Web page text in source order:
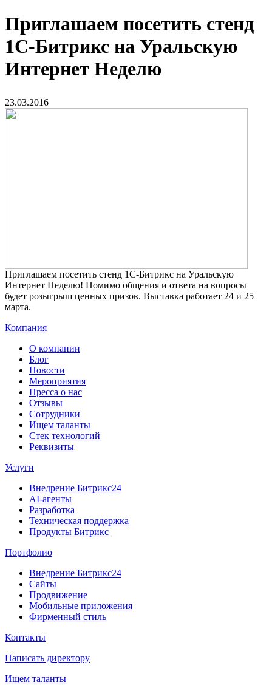
Приглашаем посетить стенд
1С-Битрикс на Уральскую
Интернет Неделю
23.03.2016
Приглашаем посетить стенд 1С-Битрикс на Уральскую
Интернет Неделю! Помимо общения и ответа на вопросы
будет розыгрыш ценных призов. Выставка работает 24 и 25
марта.
Компания
О компании
Блог
Новости
Мероприятия
Пресса о нас
Отзывы
Сотрудники
Ищем таланты
Стек технологий
Реквизиты
Услуги
Внедрение Битрикс24
AI-агенты
Разработка
Техническая поддержка
Продукты Битрикс
Портфолио
Внедрение Битрикс24
Сайты
Продвижение
Мобильные приложения
Фирменный стиль
Контакты
Написать директору
Ищем таланты